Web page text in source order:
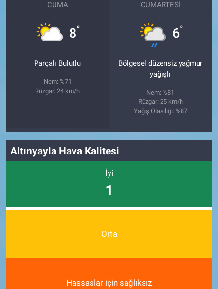
CUMA
8°
Parçalı Bulutlu
Nem: %71
Rüzgar: 24 km/h
CUMARTESI
6°
Bölgesel düzensiz yağmur
yağışlı
Nem: %81
Rüzgar: 25 km/h
Yağış Olasılığı: %87
Altınyayla Hava Kalitesi
İyi
1
Orta
Hassaslar için sağlıksız